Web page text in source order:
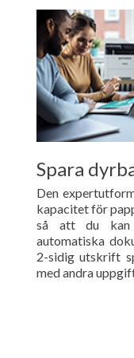
Spara
Den
kapacitet för
så att du kan
automatiska
2-sidig utskrift
med andra